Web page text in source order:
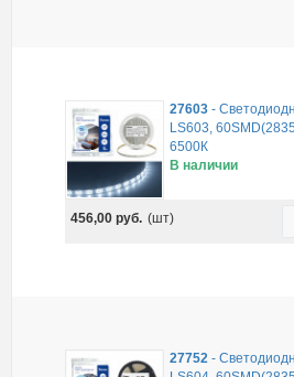
27603 -
LS603,
6500К
В наличии
456,00 руб. (шт)
27752 -